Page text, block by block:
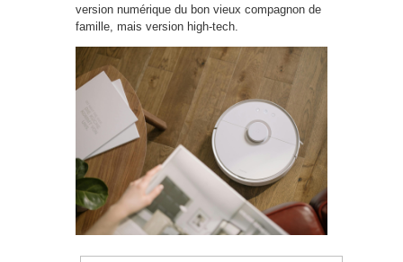
version numérique du bon vieux compagnon de
famille, mais version high-tech.